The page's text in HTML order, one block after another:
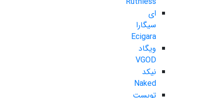
ای
سیگارا
Ecigara
ویگاد
VGOD
نیکد
Naked
تویست